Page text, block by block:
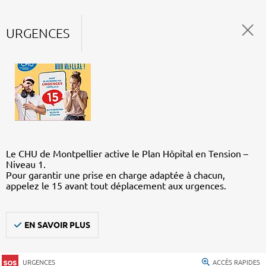
URGENCES
Le CHU de Montpellier active le Plan Hôpital en Tension –
Niveau 1.
Pour garantir une prise en charge adaptée à chacun,
appelez le 15 avant tout déplacement aux urgences.
EN SAVOIR PLUS
URGENCES ACCÈS RAPIDES